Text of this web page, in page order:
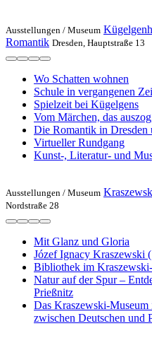
Ausstellungen / Museum
Romantik Dresden, Hauptstraße 13
Wo Schatten wohnen
Schule in vergangenen
Spielzeit bei Kügelgens
Vom Märchen, das
Die Romantik in Dresden
Virtueller Rundgang
Kunst-, Literatur- und
Ausstellungen / Museum
Nordstraße 28
Mit Glanz und Gloria
Józef Ignacy Kraszewski
Bibliothek im
Natur auf der Spur –
Prießnitz
Das Kraszewski-Museum
zwischen Deutschen und